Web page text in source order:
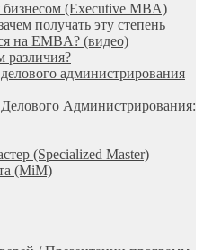
(Executive MBA)
получать эту степень
на EMBA? (видео)
администрирования
Администрирования:
(Specialized Master)
(MiM)